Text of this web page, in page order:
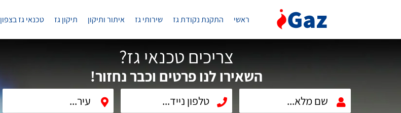
ראשי התקנת נקודת גז שירותי גז איתור ותיקון תיקון גז טכנאי גז בצפון
צריכים טכנאי גז?
השאירו לנו פרטים וכבר נחזור!